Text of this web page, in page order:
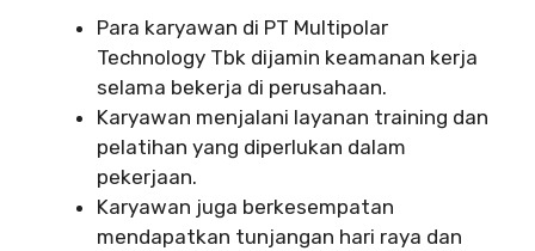
Para karyawan di PT Multipolar
Technology Tbk dijamin keamanan kerja
selama bekerja di perusahaan.
Karyawan menjalani layanan training dan
pelatihan yang diperlukan dalam
pekerjaan.
Karyawan juga berkesempatan
mendapatkan tunjangan hari raya dan